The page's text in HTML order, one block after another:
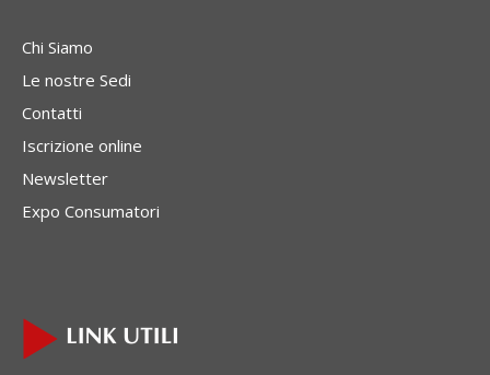
Chi Siamo
Le nostre Sedi
Contatti
Iscrizione online
Newsletter
Expo Consumatori